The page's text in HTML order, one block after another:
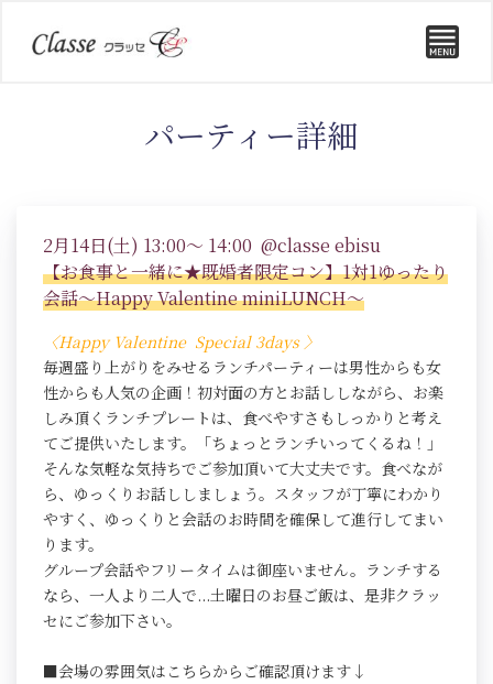
パーティー詳細
2月14日(土) 13:00～ 14:00 @classe ebisu
【お食事と一緒に★既婚者限定コン】1対1ゆったり
会話～Happy Valentine miniLUNCH～
〈Happy Valentine Special 3days〉
毎週盛り上がりをみせるランチパーティーは男性からも女
性からも人気の企画！初対面の方とお話ししながら、お楽
しみ頂くランチプレートは、食べやすさもしっかりと考え
てご提供いたします。「ちょっとランチいってくるね！」
そんな気軽な気持ちでご参加頂いて大丈夫です。食べなが
ら、ゆっくりお話ししましょう。スタッフが丁寧にわかり
やすく、ゆっくりと会話のお時間を確保して進行してまい
ります。
グループ会話やフリータイムは御座いません。ランチする
なら、一人より二人で...土曜日のお昼ご飯は、是非クラッ
セにご参加下さい。
■会場の雰囲気はこちらからご確認頂けます↓